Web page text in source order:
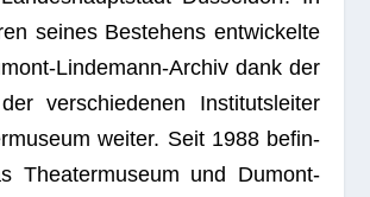
sei­nes Bestehens ent­wi­ckelte
Lin­de­mann-Archiv dank der
ver­schie­de­nen Insti­tuts­lei­ter
wei­ter. Seit 1988 befin­
Thea­ter­mu­seum und Dumont-